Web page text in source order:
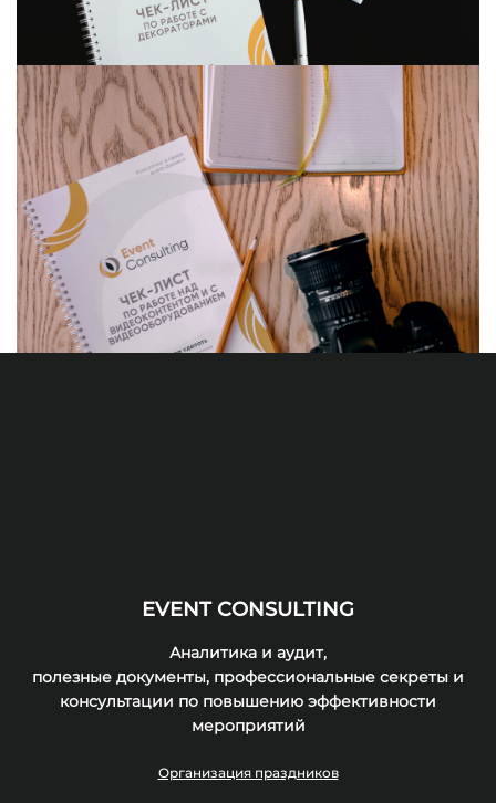
EVENT CONSULTING
Аналитика и аудит,
полезные документы, профессиональные секреты и
консультации по повышению эффективности
мероприятий
Организация праздников